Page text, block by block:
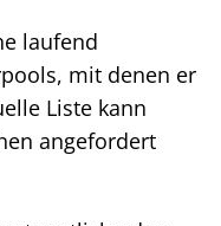
laufend
mit denen er
Liste kann
angefordert